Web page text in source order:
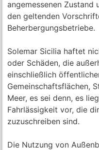
angemessenen Zustand
den geltenden
Beherbergungsbetriebe.
Solemar Sicilia haftet
oder Schäden, die
einschließlich
Gemeinschaftsflächen,
Meer, es sei denn, es
Fahrlässigkeit vor, die
zuzuschreiben sind.
Die Nutzung von